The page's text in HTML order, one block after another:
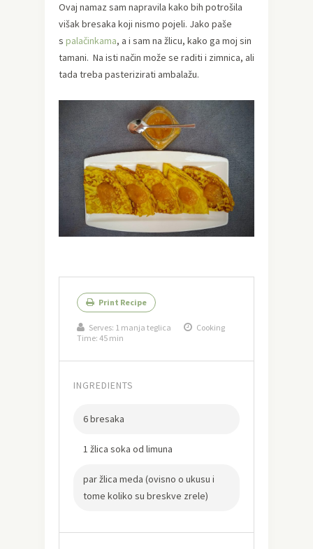
Ovaj namaz sam napravila kako bih potrošila
višak bresaka koji nismo pojeli. Jako paše
s palačinkama, a i sam na žlicu, kako ga moj sin
tamani. Na isti način može se raditi i zimnica, ali
tada treba pasterizirati ambalažu.
Print Recipe
Serves: 1 manja teglica
Cooking
Time: 45 min
INGREDIENTS
6 bresaka
1 žlica soka od limuna
par žlica meda (ovisno o ukusu i
tome koliko su breskve zrele)